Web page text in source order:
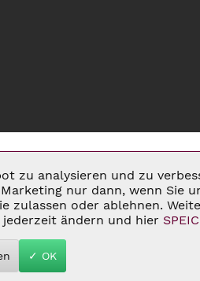
UND GGF. NACHNAHMEGEBÜHREN,
zu analysieren und zu
nur dann, wenn Sie
zulassen oder ablehnen.
ändern und hier
✓ OK